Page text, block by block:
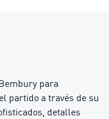
para
partido a través de su
detalles